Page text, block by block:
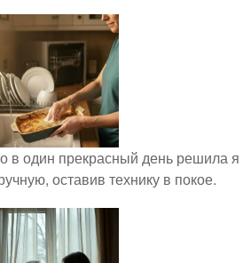
в один прекрасный день решила я
оставив технику в покое.